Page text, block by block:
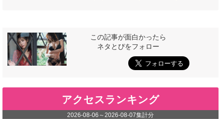
この記事が面白かったら
ネタとぴをフォロー
アクセスランキング
2026-08-06 ～ 2026-08-07集計分